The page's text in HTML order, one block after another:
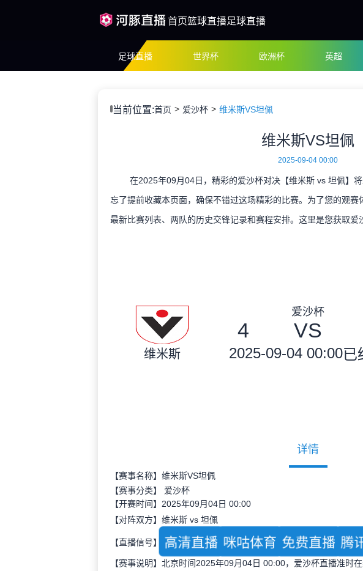
首页篮球直播足球直播
足球直播 世界杯 欧洲杯 英超
当前位置:首页 爱沙杯 维米斯VS坦佩
维米斯VS坦佩
2025-09-04 00:00
在2025年09月04日，精彩的爱沙杯对决【维米斯 vs 坦佩】
忘了提前收藏本页面，确保不错过这场精彩的比赛。为了您的观
最新比赛列表、两队的历史交锋记录和赛程安排。这里是您获取爱
维米斯
爱沙杯
4 VS
2025-09-04 00:00已
详情
【赛事名称】维米斯VS坦佩
【赛事分类】 爱沙杯
【开赛时间】2025年09月04日 00:00
【对阵双方】维米斯 vs 坦佩
【直播信号】 高清直播 咪咕体育 免费直播 腾
【赛事说明】北京时间2025年09月04日 00:00，爱沙杯直播准时